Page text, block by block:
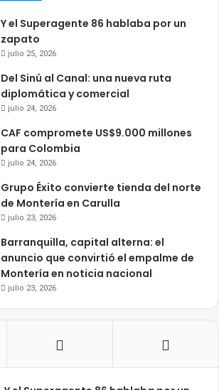
Y el Superagente 86 hablaba por un
zapato
julio 25, 2026
Del Sinú al Canal: una nueva ruta
diplomática y comercial
julio 24, 2026
CAF compromete US$9.000 millones
para Colombia
julio 24, 2026
Grupo Éxito convierte tienda del norte
de Montería en Carulla
julio 23, 2026
Barranquilla, capital alterna: el
anuncio que convirtió el empalme de
Montería en noticia nacional
julio 23, 2026